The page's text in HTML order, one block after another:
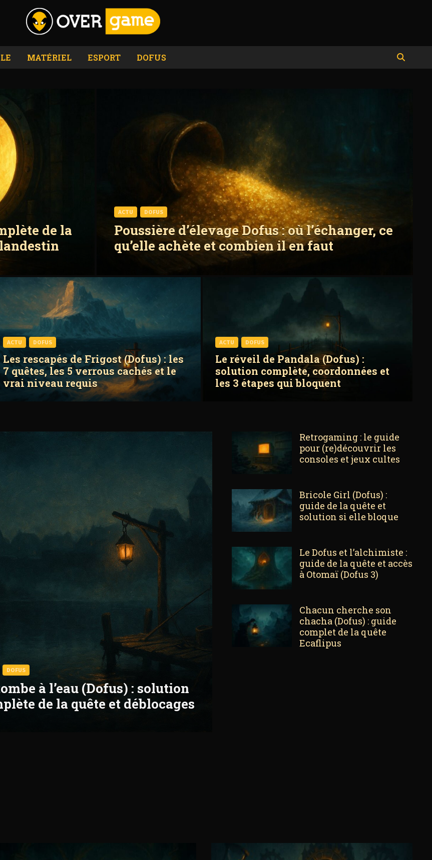
MATÉRIEL ESPORT DOFUS
de la
ACTU DOFUS
Poussière d’élevage Dofus : où l’échanger, ce
qu’elle achète et combien il en faut
ACTU DOFUS
Les rescapés de Frigost (Dofus) : les
7 quêtes, les 5 verrous cachés et le
vrai niveau requis
ACTU DOFUS
Le réveil de Pandala (Dofus) :
solution complète, coordonnées et
les 3 étapes qui bloquent
DOFUS
à l’eau (Dofus) : solution
de la quête et déblocages
Retrogaming : le guide
pour (re)découvrir les
consoles et jeux cultes
Bricole Girl (Dofus) :
guide de la quête et
solution si elle bloque
Le Dofus et l’alchimiste :
guide de la quête et accès
à Otomaï (Dofus 3)
Chacun cherche son
chacha (Dofus) : guide
complet de la quête
Ecaflipus